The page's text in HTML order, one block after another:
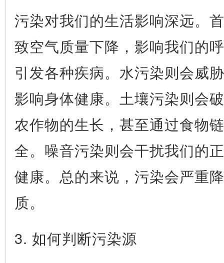
污染对我们的生活影响深远。
致空气质量下降，影响我们的
引发各种疾病。水污染则会威
影响身体健康。土壤污染则会
农作物的生长，甚至通过食物
全。噪音污染则会干扰我们的
健康。总的来说，污染会严重
质。
3. 如何判断污染源